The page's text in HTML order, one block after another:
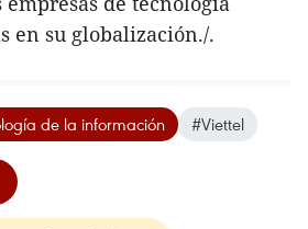
en su globalización./.
de la información #Viettel